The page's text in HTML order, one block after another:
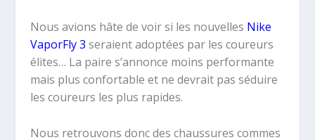
Nous avions hâte de voir si les nouvelles Nike
VaporFly 3 seraient adoptées par les coureurs
élites… La paire s’annonce moins performante
mais plus confortable et ne devrait pas séduire
les coureurs les plus rapides.
Nous retrouvons donc des chaussures commes